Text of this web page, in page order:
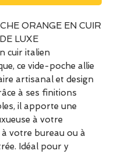
ORANGE EN CUIR
LUXE
cuir italien
ce vide-poche allie
artisanal et design
à ses finitions
il apporte une
à votre
votre bureau ou à
Idéal pour y